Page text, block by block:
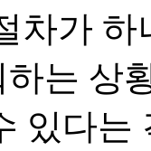
차가
는 상
있다는